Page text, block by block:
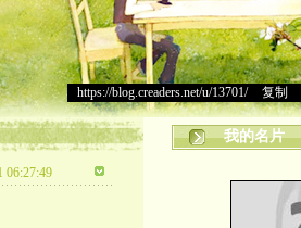
https://blog.creaders.net/u/13701/> 复制
06:27:49
我的名片